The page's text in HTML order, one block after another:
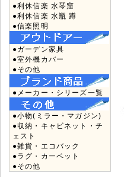
●利休信楽 水琴窟
●利休信楽 水瓶 蹲
●信楽照明
●ガーデン家具
●室外機カバー
●その他
●メーカー・シリーズ一覧
●小物(ミラー・マガジン)
●収納・キャビネット・チ
ェスト
●雑貨・エコバック
●ラグ・カーペット
●その他